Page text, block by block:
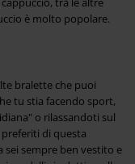
è molto popolare.
bralette che puoi
tu stia facendo sport,
o rilassandoti sul
di questa
sei sempre ben vestito e